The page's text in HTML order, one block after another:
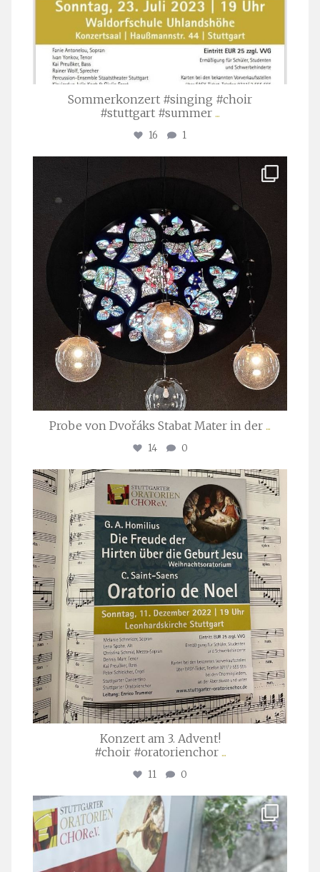
Sommerkonzert #singing #choir
#stuttgart #summer ...
16 1
Apr. 1
Probe von Dvořáks Stabat Mater in der ...
14 0
stuttgarter_oratorienchor
Nov. 29
Konzert am 3. Advent!
#choir #oratorienchor ...
11 0
stuttgarter_oratorienchor
Juli 23